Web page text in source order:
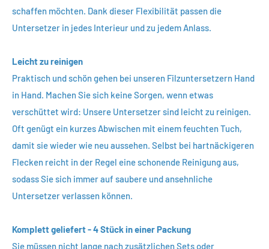
schaffen möchten. Dank dieser Flexibilität passen die
Untersetzer in jedes Interieur und zu jedem Anlass.
Leicht zu reinigen
Praktisch und schön gehen bei unseren Filzuntersetzern Hand
in Hand. Machen Sie sich keine Sorgen, wenn etwas
verschüttet wird: Unsere Untersetzer sind leicht zu reinigen.
Oft genügt ein kurzes Abwischen mit einem feuchten Tuch,
damit sie wieder wie neu aussehen. Selbst bei hartnäckigeren
Flecken reicht in der Regel eine schonende Reinigung aus,
sodass Sie sich immer auf saubere und ansehnliche
Untersetzer verlassen können.
Komplett geliefert - 4 Stück in einer Packung
Sie müssen nicht lange nach zusätzlichen Sets oder